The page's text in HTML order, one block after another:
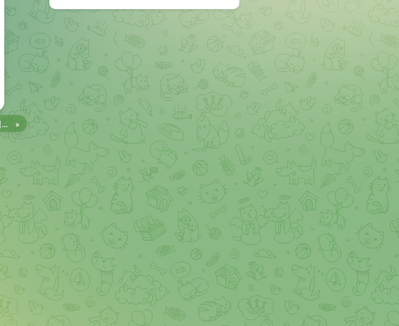
사이트 이용 중 발생하는 오류 또는 접속 불가 현상은 제보 부탁드립니다. 리뉴얼 전의 늑대닷컴을 원하시는 분들은 늑대닷컴2로 이용 바랍니다. 항상 늑대닷컴을 찾아주셔서 감사합니다. 늑대닷컴 주소 https://wfwf436.com 늑대닷컴2 주소 https://wftoon223.com »